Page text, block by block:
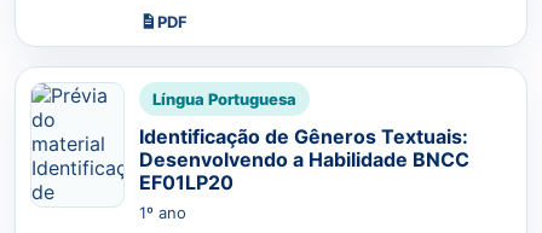
PDF
Língua Portuguesa
Identificação de Gêneros Textuais:
Desenvolvendo a Habilidade BNCC
EF01LP20
1º ano